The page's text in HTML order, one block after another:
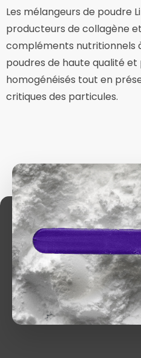
Les mélangeurs de poudre
producteurs de collagène
compléments nutritionnels
poudres de haute qualité
homogénéisés tout en
critiques des particules.